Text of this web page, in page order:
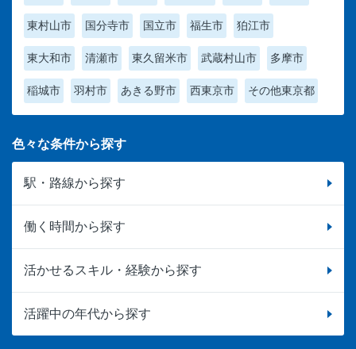
東村山市 国分寺市 国立市 福生市 狛江市
東大和市 清瀬市 東久留米市 武蔵村山市 多摩市
稲城市 羽村市 あきる野市 西東京市 その他東京都
色々な条件から探す
駅・路線から探す
働く時間から探す
活かせるスキル・経験から探す
活躍中の年代から探す